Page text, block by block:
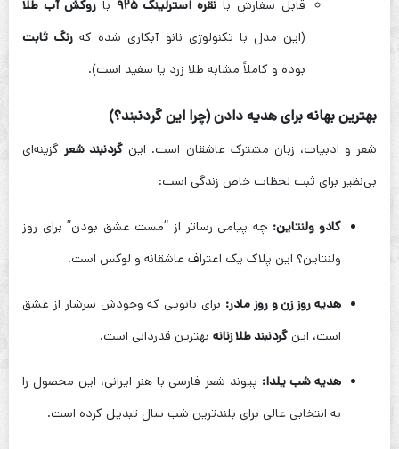
قابل سفارش با نقره استرلینگ ۹۲۵ باروکش آب طلا
(این مدل با تکنولوژی نانو آبکاری شده که رنگ ثابت
بوده و کاملاً مشابه طلا زرد یا سفید است).
بهترین بهانه برای هدیه دادن (چرا این گردنبند؟)
شعر و ادبیات، زبان مشترک عاشقان است. این گردنبند شعرگزینه‌ای
بی‌نظیر برای ثبت لحظات خاص زندگی است:
کادو ولنتاین: چه پیامی رساتر از “مست عشق بودن” برای روز
ولنتاین؟ این پلاک یک اعتراف عاشقانه و لوکس است.
هدیه روز زن و روز مادر: برای بانویی که وجودش سرشار از عشق
است، این گردنبند طلا زنانه بهترین قدردانی است.
هدیه شب یلدا: پیوند شعر فارسی با هنر ایرانی، این محصول را
به انتخابی عالی برای بلندترین شب سال تبدیل کرده است.